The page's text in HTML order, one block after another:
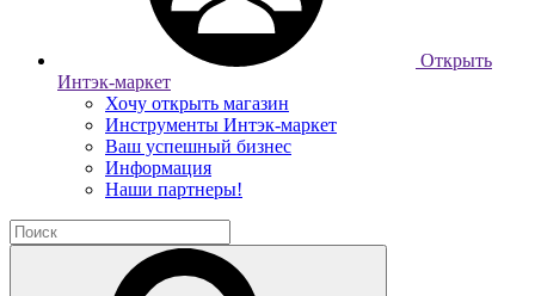
Открыть
Интэк-маркет
Хочу открыть магазин
Инструменты Интэк-маркет
Ваш успешный бизнес
Информация
Наши партнеры!